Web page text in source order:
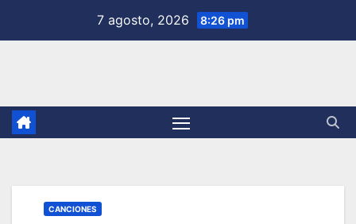
7 agosto, 2026 8:26 pm
CANCIONES